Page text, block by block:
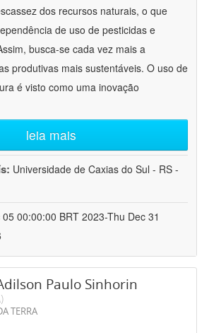
dos recursos naturais, o que
de uso de pesticidas e
busca-se cada vez mais a
produtivas mais sustentáveis. O uso de
é visto como uma inovação
leia mais
Universidade de Caxias do Sul - RS -
00:00:00 BRT 2023-Thu Dec 31
Paulo Sinhorin
TERRA